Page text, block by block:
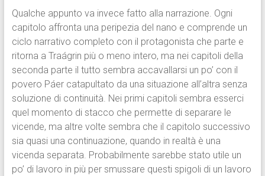
Qualche appunto va invece fatto alla narrazione. Ogni
capitolo affronta una peripezia del nano e comprende un
ciclo narrativo completo con il protagonista che parte e
ritorna a Traágrin più o meno intero, ma nei capitoli della
seconda parte il tutto sembra accavallarsi un po’ con il
povero Páer catapultato da una situazione all’altra senza
soluzione di continuità. Nei primi capitoli sembra esserci
quel momento di stacco che permette di separare le
vicende, ma altre volte sembra che il capitolo successivo
sia quasi una continuazione, quando in realtà è una
vicenda separata. Probabilmente sarebbe stato utile un
po’ di lavoro in più per smussare questi spigoli di un lavoro